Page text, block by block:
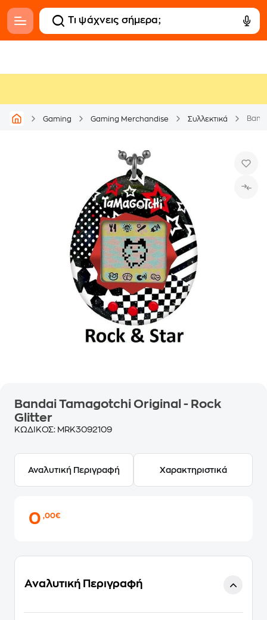
Gaming Gaming Merchandise Συλλεκτικά
Bandai Tamagotchi Original - Rock
Glitter
ΚΩΔΙΚΟΣ: MRK3092109
Αναλυτική Περιγραφή Χαρακτηριστικά
0,00€
Αναλυτική Περιγραφή